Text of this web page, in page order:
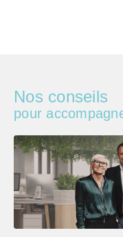
Nos conseils
pour